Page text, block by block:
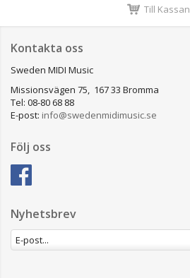
Till Kassan
Kontakta oss
Sweden MIDI Music
Missionsvägen 75, 167 33 Bromma
Tel: 08-80 68 88
E-post: info@swedenmidimusic.se
Följ oss
Nyhetsbrev